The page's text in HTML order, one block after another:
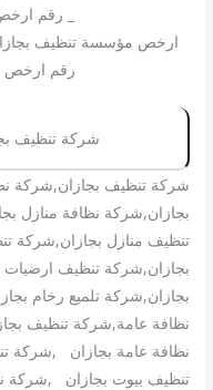
_ رقم
ارخص مؤسسة تنظيف
رقم ارخص
شركة تنظيف
شركة تنظيف بجازان,شركة
بجازان,شركة نظافة منازل
تنظيف منازل بجازان,شركة
بجازان,شركة تنظيف
بجازان,شركة تلميع رخام
نظافة عامة,شركة تنظيف
نظافة عامة بجازان ,شركة
تنظيف بيوت بجازان ,شركة